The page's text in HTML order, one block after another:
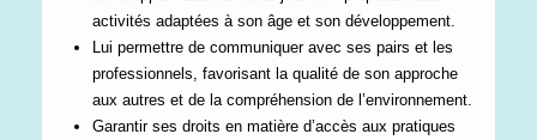
activités adaptées à son âge et son développement.
Lui permettre de communiquer avec ses pairs et les
professionnels, favorisant la qualité de son approche
aux autres et de la compréhension de l’environnement.
Garantir ses droits en matière d’accès aux pratiques